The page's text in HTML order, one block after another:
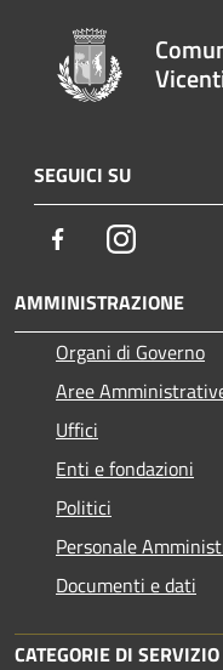
SEGUICI SU
FacebookInstagram
AMMINISTRAZIONE
Organi di Governo
Aree
Uffici
Enti e fondazioni
Politici
Personale
Documenti e dati
CATEGORIE DI SERVIZIO